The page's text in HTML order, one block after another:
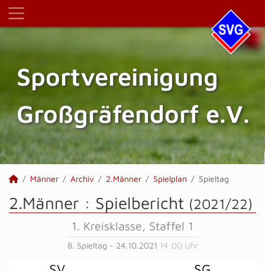
Sportvereinigung
Großgräfendorf e.V.
Männer Archiv 2.Männer Spielplan Spieltag
2.Männer : Spielbericht (2021/22)
1. Kreisklasse, Staffel 1
8. Spieltag - 24.10.2021 14:00 Uhr